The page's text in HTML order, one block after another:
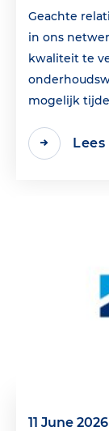
Geachte
in ons
kwaliteit te
mogelijk
11 June